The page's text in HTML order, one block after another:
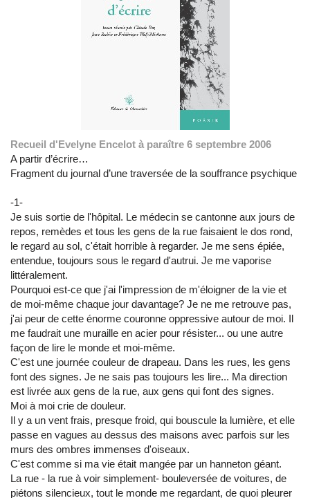
Recueil d'Evelyne Encelot à paraître 6 septembre 2006
A partir d’écrire…
Fragment du journal d’une traversée de la souffrance psychique
-1-
Je suis sortie de l'hôpital. Le médecin se cantonne aux jours de
repos, remèdes et tous les gens de la rue faisaient le dos rond,
le regard au sol, c'était horrible à regarder. Je me sens épiée,
entendue, toujours sous le regard d'autrui. Je me vaporise
littéralement.
Pourquoi est-ce que j'ai l'impression de m'éloigner de la vie et
de moi-même chaque jour davantage? Je ne me retrouve pas,
j'ai peur de cette énorme couronne oppressive autour de moi. Il
me faudrait une muraille en acier pour résister... ou une autre
façon de lire le monde et moi-même.
C'est une journée couleur de drapeau. Dans les rues, les gens
font des signes. Je ne sais pas toujours les lire... Ma direction
est livrée aux gens de la rue, aux gens qui font des signes.
Moi à moi crie de douleur.
Il y a un vent frais, presque froid, qui bouscule la lumière, et elle
passe en vagues au dessus des maisons avec parfois sur les
murs des ombres immenses d'oiseaux.
C'est comme si ma vie était mangée par un hanneton géant.
La rue - la rue à voir simplement- bouleversée de voitures, de
piétons silencieux, tout le monde me regardant, de quoi pleurer